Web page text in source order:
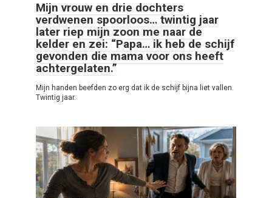
Mijn vrouw en drie dochters
verdwenen spoorloos… twintig jaar
later riep mijn zoon me naar de
kelder en zei: “Papa… ik heb de schijf
gevonden die mama voor ons heeft
achtergelaten.”
Mijn handen beefden zo erg dat ik de schijf bijna liet vallen.
Twintig jaar.